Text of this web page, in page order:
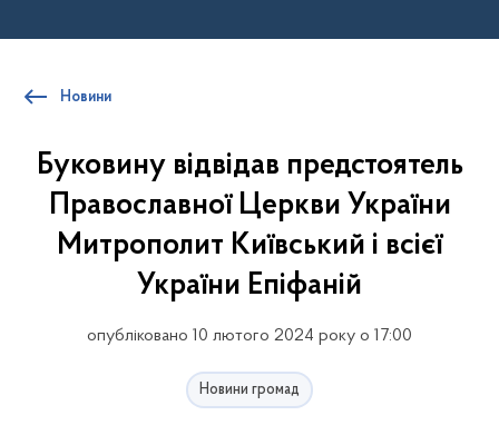
Новини
Буковину відвідав предстоятель
Православної Церкви України
Митрополит Київський і всієї
України Епіфаній
опубліковано 10 лютого 2024 року о 17:00
Новини громад